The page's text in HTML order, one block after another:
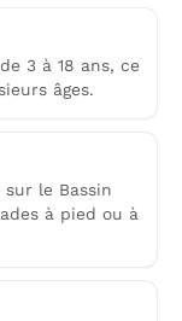
3 à 18 ans, ce
âges.
le Bassin
à pied ou à